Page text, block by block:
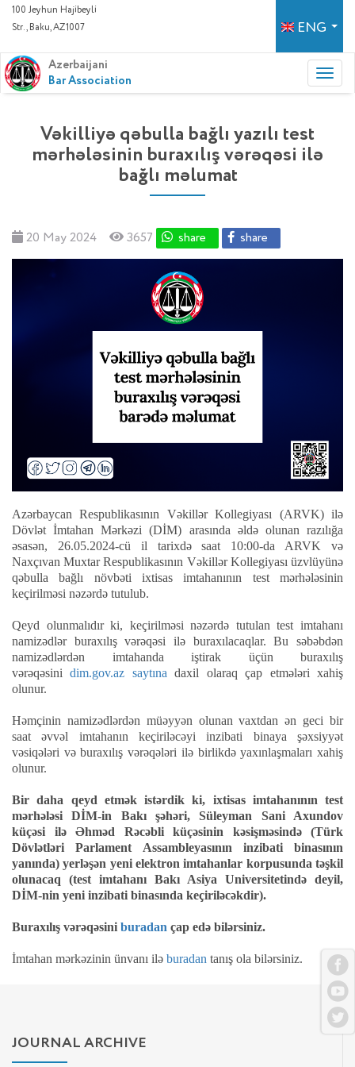
100 Jeyhun Hajibeyli
Str., Baku, AZ1007
ENG
Azerbaijani
Bar Association
Vəkilliyə qəbulla bağlı yazılı test
mərhələsinin buraxılış vərəqəsi ilə
bağlı məlumat
20 May 2024 3657 share share
Azərbaycan Respublikasının Vəkillər Kollegiyası (ARVK) ilə
Dövlət İmtahan Mərkəzi (DİM) arasında əldə olunan razılığa
əsasən, 26.05.2024-cü il tarixdə saat 10:00-da ARVK və
Naxçıvan Muxtar Respublikasının Vəkillər Kollegiyası üzvlüyünə
qəbulla bağlı növbəti ixtisas imtahanının test mərhələsinin
keçirilməsi nəzərdə tutulub.
Qeyd olunmalıdır ki, keçirilməsi nəzərdə tutulan test imtahanı
namizədlər buraxılış vərəqəsi ilə buraxılacaqlar. Bu səbəbdən
namizədlərdən imtahanda iştirak üçün buraxılış
vərəqəsinidim.gov.az saytınadaxil olaraq çap etmələri xahiş
olunur.
Həmçinin namizədlərdən müəyyən olunan vaxtdan ən geci bir
saat əvvəl imtahanın keçiriləcəyi inzibati binaya şəxsiyyət
vəsiqələri və buraxılış vərəqələri ilə birlikdə yaxınlaşmaları xahiş
olunur.
Bir daha qeyd etmək istərdik ki, ixtisas imtahanının test
mərhələsi DİM-in Bakı şəhəri, Süleyman Sani Axundov
küçəsi ilə Əhməd Rəcəbli küçəsinin kəsişməsində (Türk
Dövlətləri Parlament Assambleyasının inzibati binasının
yanında) yerləşən yeni elektron imtahanlar korpusunda təşkil
olunacaq (test imtahanı Bakı Asiya Universitetində deyil,
DİM-nin yeni inzibati binasında keçiriləcəkdir).
Buraxılış vərəqəsini buradan çap edə bilərsiniz.
İmtahan mərkəzinin ünvanı ilə buradan tanış ola bilərsiniz.
JOURNAL ARCHIVE